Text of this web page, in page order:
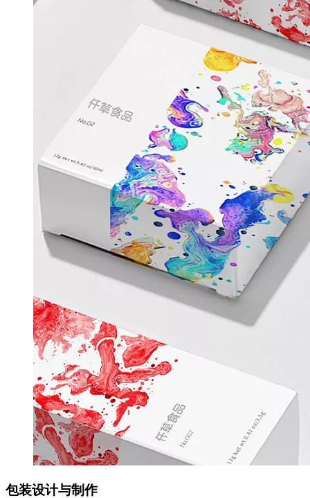
包装设计与制作